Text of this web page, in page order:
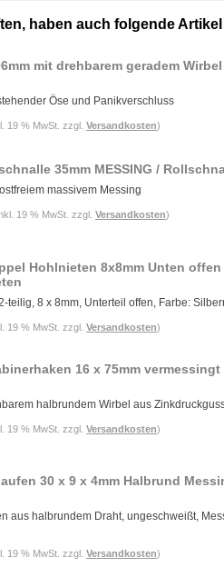
haben auch folgende Artikel
mit drehbarem geradem Wirbel
Öse und Panikverschluss
19 % MwSt. zzgl. Versandkosten)
35mm MESSING /
massivem Messing
19 % MwSt. zzgl. Versandkosten)
Hohlnieten 8x8mm Unten offen
teilig, 8 x 8mm, Unterteil offen, Farbe:
19 % MwSt. zzgl. Versandkosten)
16 x 75mm vermessingt
halbrundem Wirbel aus
19 % MwSt. zzgl. Versandkosten)
30 x 9 x 4mm Halbrund
aus halbrundem Draht, ungeschweißt,
19 % MwSt. zzgl. Versandkosten)